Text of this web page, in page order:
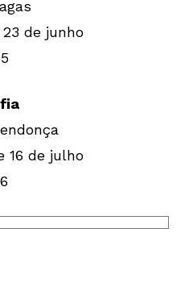
23 de junho
16 de julho